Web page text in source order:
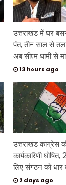
उत्तराखंड में घर
पंत, तीन साल से
अब सीएम धामी से
13 hours ago
उत्तराखंड कांग्रेस
कार्यकारिणी
लिए संगठन को धार
2 days ago